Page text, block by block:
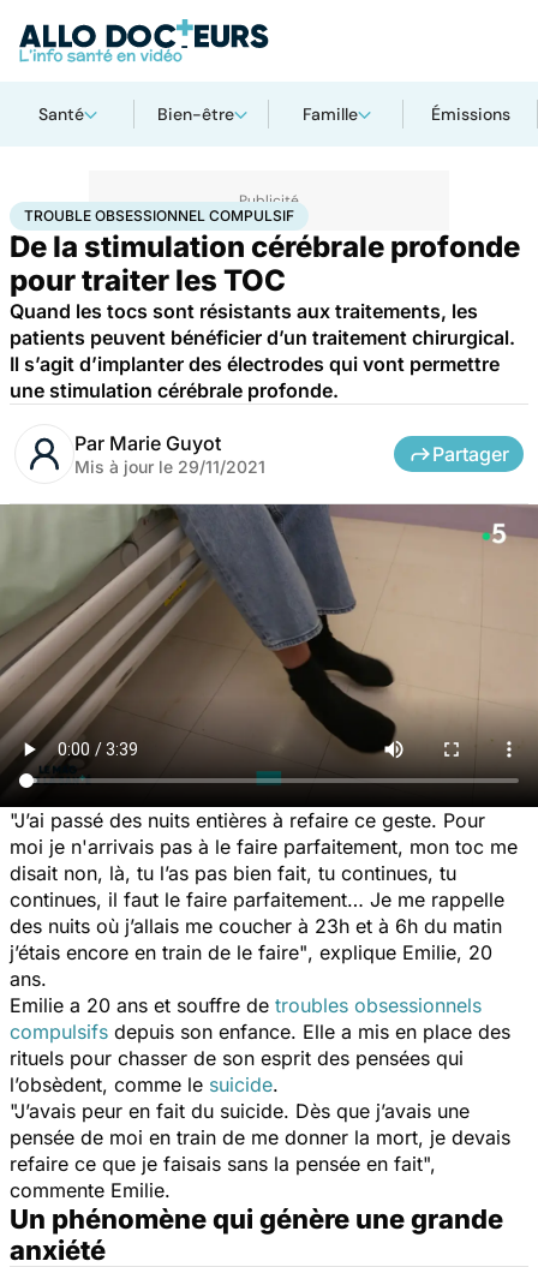
Santé Bien-être Famille Émissions
AccueilSantéTrouble obsessionnel compulsif
TROUBLE OBSESSIONNEL COMPULSIF
De la stimulation cérébrale profonde
pour traiter les TOC
Quand les tocs sont résistants aux traitements, les
patients peuvent bénéficier d’un traitement chirurgical.
Il s’agit d’implanter des électrodes qui vont permettre
une stimulation cérébrale profonde.
Par Marie Guyot
Mis à jour le 29/11/2021
Partager
"J’ai passé des nuits entières à refaire ce geste. Pour
moi je n'arrivais pas à le faire parfaitement, mon toc me
disait non, là, tu l’as pas bien fait, tu continues, tu
continues, il faut le faire parfaitement… Je me rappelle
des nuits où j’allais me coucher à 23h et à 6h du matin
j’étais encore en train de le faire", explique Emilie, 20
ans.
Emilie a 20 ans et souffre de troubles obsessionnels
compulsifs depuis son enfance. Elle a mis en place des
rituels pour chasser de son esprit des pensées qui
l’obsèdent, comme le suicide.
"J’avais peur en fait du suicide. Dès que j’avais une
pensée de moi en train de me donner la mort, je devais
refaire ce que je faisais sans la pensée en fait",
commente Emilie.
Un phénomène qui génère une grande
anxiété